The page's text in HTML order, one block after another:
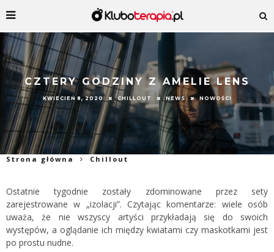
CZTERY GODZINY Z AMELIE LENS
KWIECIEŃ 8, 2020 CHILLOUT NEWS NOWOŚCI
Strona główna Chillout
Ostatnie tygodnie zostały zdominowane przez sety
zarejestrowane w „izolacji”. Czytając komentarze: wiele osób
uważa, że nie wszyscy artyści przykładają się do swoich
występów, a oglądanie ich między kwiatami czy maskotkami jest
po prostu nudne.